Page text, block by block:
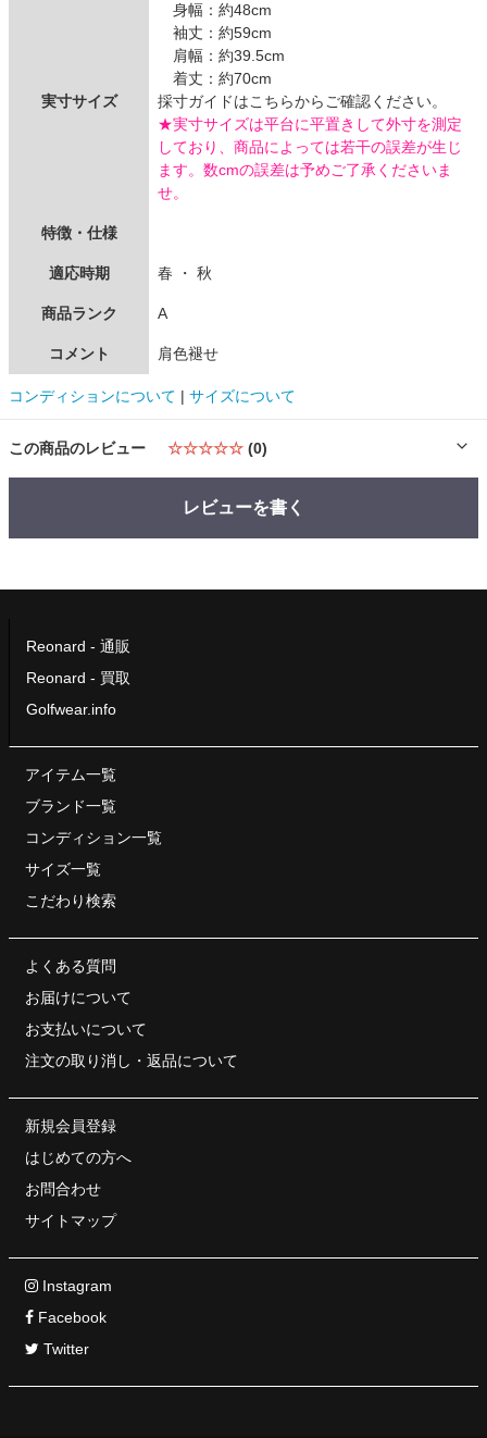
実寸サイズ
身幅：約48cm
袖丈：約59cm
肩幅：約39.5cm
着丈：約70cm
採寸ガイドはこちらからご確認ください。
★実寸サイズは平台に平置きして外寸を測定
しており、商品によっては若干の誤差が生じ
ます。数cmの誤差は予めご了承くださいま
せ。
特徴・仕様
適応時期 春 ・ 秋
商品ランク A
コメント 肩色褪せ
コンディションについて | サイズについて
この商品のレビュー ☆☆☆☆☆ (0)
レビューを書く
Reonard - 通販
Reonard - 買取
Golfwear.info
アイテム一覧
ブランド一覧
コンディション一覧
サイズ一覧
こだわり検索
よくある質問
お届けについて
お支払いについて
注文の取り消し・ 返品について
新規会員登録
はじめての方へ
お問合わせ
サイトマップ
Instagram
Facebook
Twitter